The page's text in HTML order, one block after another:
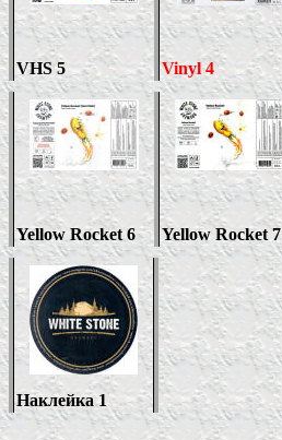
VHS 5 Vinyl 4
Yellow Rocket 6 Yellow Rocket 7
Наклейка 1